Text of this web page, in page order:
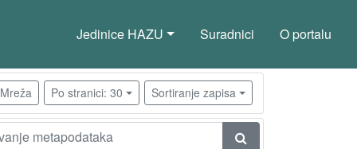
Jedinice HAZU Suradnici O portalu
Mreža Po stranici: 30 Sortiranje zapisa